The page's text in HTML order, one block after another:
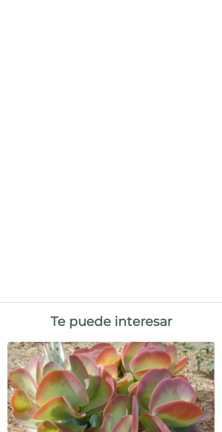
Te puede interesar